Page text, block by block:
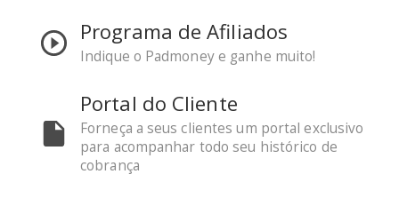
Programa de Afiliados
Indique o Padmoney e ganhe muito!
Portal do Cliente
Forneça a seus clientes um portal exclusivo
para acompanhar todo seu histórico de
cobrança